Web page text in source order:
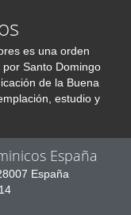
es una orden
Santo Domingo
de la Buena
estudio y
España
España